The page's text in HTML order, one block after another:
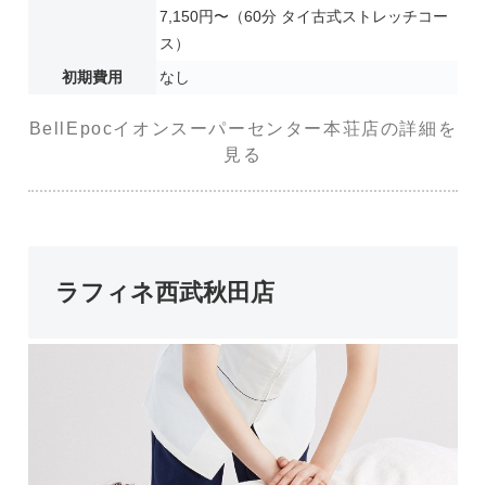
7,150円〜（60分 タイ古式ストレッチコー
ス）
初期費用
なし
BellEpocイオンスーパーセンター本荘店の詳細を
見る
ラフィネ西武秋田店